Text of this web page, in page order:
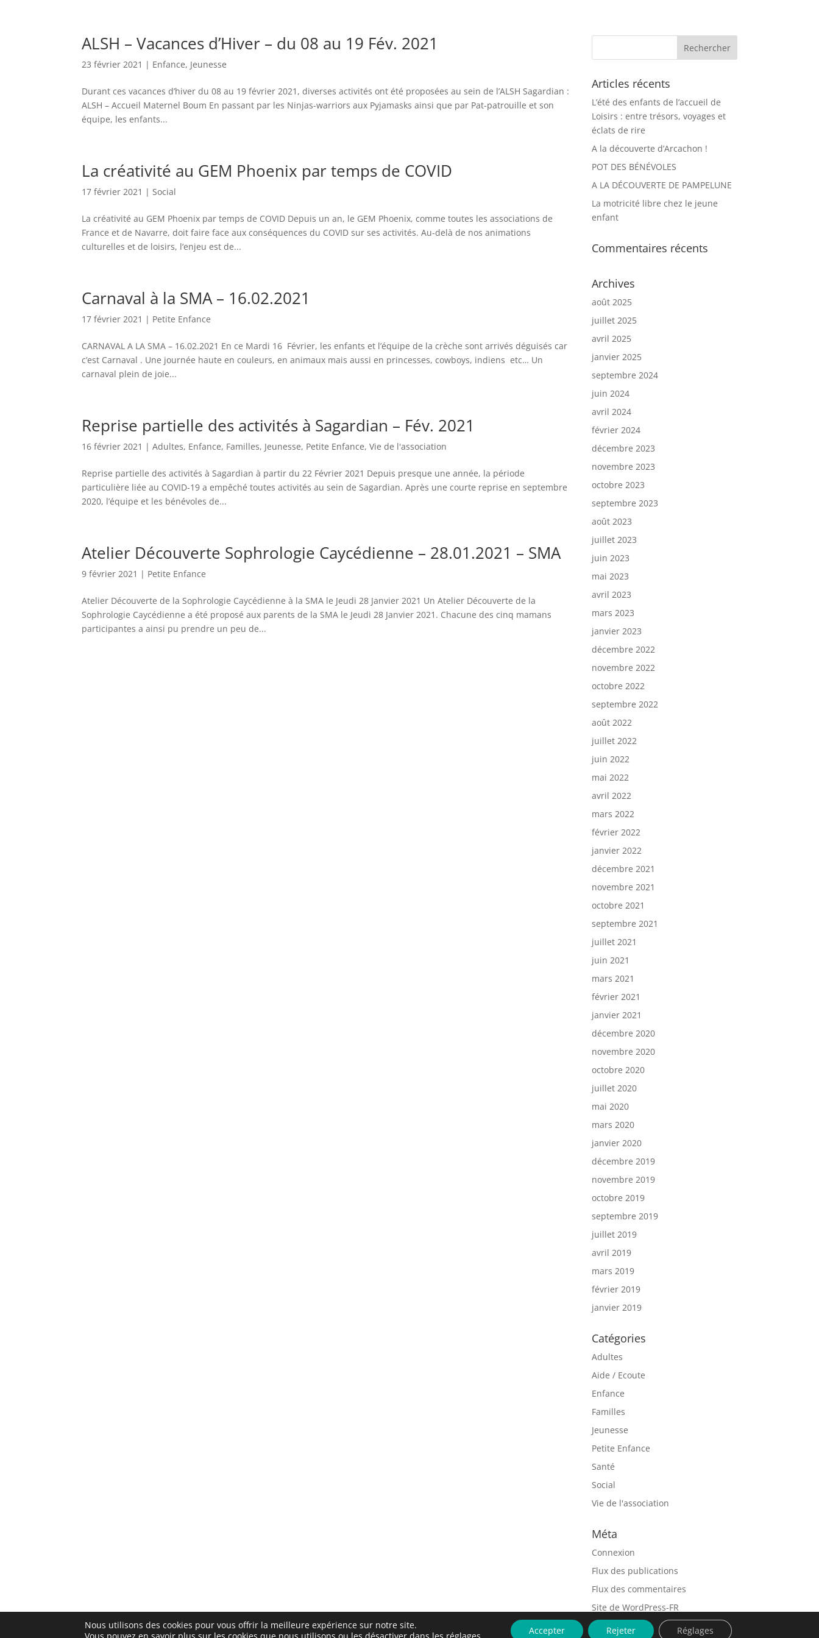
ALSH – Vacances d’Hiver – du 08 au 19 Fév. 2021
23 février 2021 | Enfance, Jeunesse
Durant ces vacances d’hiver du 08 au 19 février 2021, diverses activités ont été proposées au sein de l’ALSH Sagardian :
ALSH – Accueil Maternel Boum En passant par les Ninjas-warriors aux Pyjamasks ainsi que par Pat-patrouille et son
équipe, les enfants...
La créativité au GEM Phoenix par temps de COVID
17 février 2021 |Social
La créativité au GEM Phoenix par temps de COVID Depuis un an, le GEM Phoenix, comme toutes les associations de
France et de Navarre, doit faire face aux conséquences du COVID sur ses activités. Au-delà de nos animations
culturelles et de loisirs, l’enjeu est de...
Carnaval à la SMA – 16.02.2021
17 février 2021 | Petite Enfance
CARNAVAL A LA SMA – 16.02.2021 En ce Mardi 16 Février, les enfants et l’équipe de la crèche sont arrivés déguisés car
c’est Carnaval . Une journée haute en couleurs, en animaux mais aussi en princesses, cowboys, indiens etc… Un
carnaval plein de joie...
Reprise partielle des activités à Sagardian – Fév. 2021
16 février 2021 |Adultes, Enfance, Familles, Jeunesse, Petite Enfance,Vie de l'association
Reprise partielle des activités à Sagardian à partir du 22 Février 2021 Depuis presque une année, la période
particulière liée au COVID-19 a empêché toutes activités au sein de Sagardian. Après une courte reprise en septembre
2020, l’équipe et les bénévoles de...
Atelier Découverte Sophrologie Caycédienne – 28.01.2021 – SMA
9 février 2021 | Petite Enfance
Atelier Découverte de la Sophrologie Caycédienne à la SMA le Jeudi 28 Janvier 2021 Un Atelier Découverte de la
Sophrologie Caycédienne a été proposé aux parents de la SMA le Jeudi 28 Janvier 2021. Chacune des cinq mamans
participantes a ainsi pu prendre un peu de...
Articles récents
L’été des enfants de l’accueil de
Loisirs : entre trésors, voyages et
éclats de rire
A la découverte d’Arcachon !
POT DES BÉNÉVOLES
A LA DÉCOUVERTE DE PAMPELUNE
La motricité libre chez le jeune
enfant
Commentaires récents
Archives
août 2025
juillet 2025
avril 2025
janvier 2025
septembre 2024
juin 2024
avril 2024
février 2024
décembre 2023
novembre 2023
octobre 2023
septembre 2023
août 2023
juillet 2023
juin 2023
mai 2023
avril 2023
mars 2023
janvier 2023
décembre 2022
novembre 2022
octobre 2022
septembre 2022
août 2022
juillet 2022
juin 2022
mai 2022
avril 2022
mars 2022
février 2022
janvier 2022
décembre 2021
novembre 2021
octobre 2021
septembre 2021
juillet 2021
juin 2021
mars 2021
février 2021
janvier 2021
décembre 2020
novembre 2020
octobre 2020
juillet 2020
mai 2020
mars 2020
janvier 2020
décembre 2019
novembre 2019
octobre 2019
septembre 2019
juillet 2019
avril 2019
mars 2019
février 2019
janvier 2019
Catégories
Adultes
Aide / Ecoute
Enfance
Familles
Jeunesse
Petite Enfance
Santé
Social
Vie de l'association
Méta
Connexion
Flux des publications
Flux des commentaires
Site de WordPress-FR
Nous utilisons des cookies pour vous offrir la meilleure expérience sur notre site.
Accepter Rejeter Réglages